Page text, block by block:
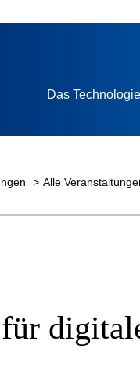
Das
Alle